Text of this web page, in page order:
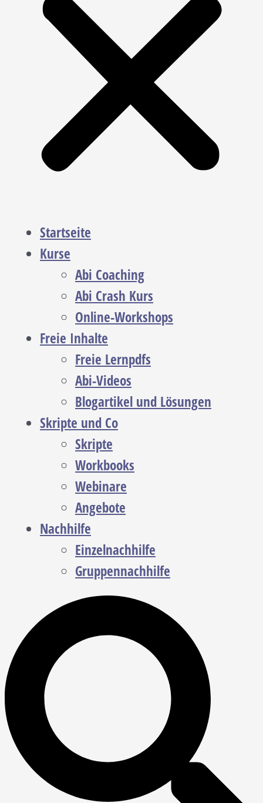
Startseite
Kurse
Abi Coaching
Abi Crash Kurs
Online-Workshops
Freie Inhalte
Freie Lernpdfs
Abi-Videos
Blogartikel und Lösungen
Skripte und Co
Skripte
Workbooks
Webinare
Angebote
Nachhilfe
Einzelnachhilfe
Gruppennachhilfe